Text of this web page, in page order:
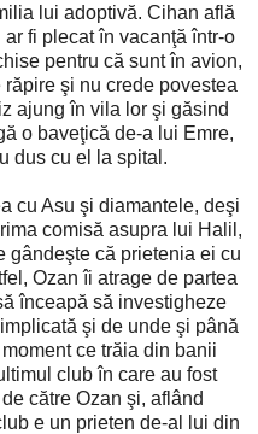
lui adoptivă. Cihan află
fi plecat în vacanţă într-o
pentru că sunt în avion,
şi nu crede povestea
ajung în vila lor şi găsind
o baveţică de-a lui Emre,
dus cu el la spital.
cu Asu şi diamantele, deşi
comisă asupra lui Halil,
gândeşte că prietenia ei cu
Ozan îi atrage de partea
înceapă să investigheze
şi de unde şi până
ce trăia din banii
club în care au fost
către Ozan şi, aflând
e un prieten de-al lui din